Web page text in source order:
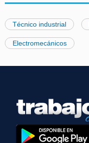
Técnico industrial
Electromecánicos